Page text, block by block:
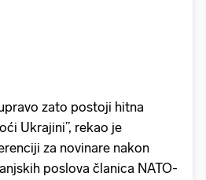
zato postoji hitna
Ukrajini”, rekao je
za novinare nakon
poslova članica NATO-